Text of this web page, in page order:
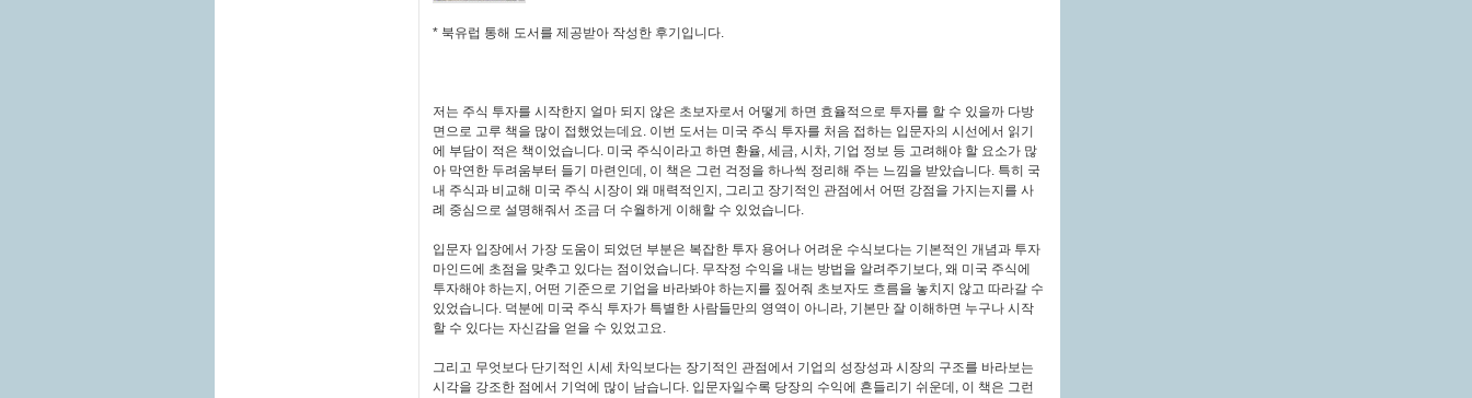
* 북유럽 통해 도서를 제공받아 작성한 후기입니다.
저는 주식 투자를 시작한지 얼마 되지 않은 초보자로서 어떻게 하면 효율적으로 투자를 할 수 있을까 다방
면으로 고루 책을 많이 접했었는데요. 이번 도서는 미국 주식 투자를 처음 접하는 입문자의 시선에서 읽기
에 부담이 적은 책이었습니다. 미국 주식이라고 하면 환율, 세금, 시차, 기업 정보 등 고려해야 할 요소가 많
아 막연한 두려움부터 들기 마련인데, 이 책은 그런 걱정을 하나씩 정리해 주는 느낌을 받았습니다. 특히 국
내 주식과 비교해 미국 주식 시장이 왜 매력적인지, 그리고 장기적인 관점에서 어떤 강점을 가지는지를 사
례 중심으로 설명해줘서 조금 더 수월하게 이해할 수 있었습니다.
입문자 입장에서 가장 도움이 되었던 부분은 복잡한 투자 용어나 어려운 수식보다는 기본적인 개념과 투자
마인드에 초점을 맞추고 있다는 점이었습니다. 무작정 수익을 내는 방법을 알려주기보다, 왜 미국 주식에
투자해야 하는지, 어떤 기준으로 기업을 바라봐야 하는지를 짚어줘 초보자도 흐름을 놓치지 않고 따라갈 수
있었습니다. 덕분에 미국 주식 투자가 특별한 사람들만의 영역이 아니라, 기본만 잘 이해하면 누구나 시작
할 수 있다는 자신감을 얻을 수 있었고요.
그리고 무엇보다 단기적인 시세 차익보다는 장기적인 관점에서 기업의 성장성과 시장의 구조를 바라보는
시각을 강조한 점에서 기억에 많이 남습니다. 입문자일수록 당장의 수익에 흔들리기 쉬운데, 이 책은 그런